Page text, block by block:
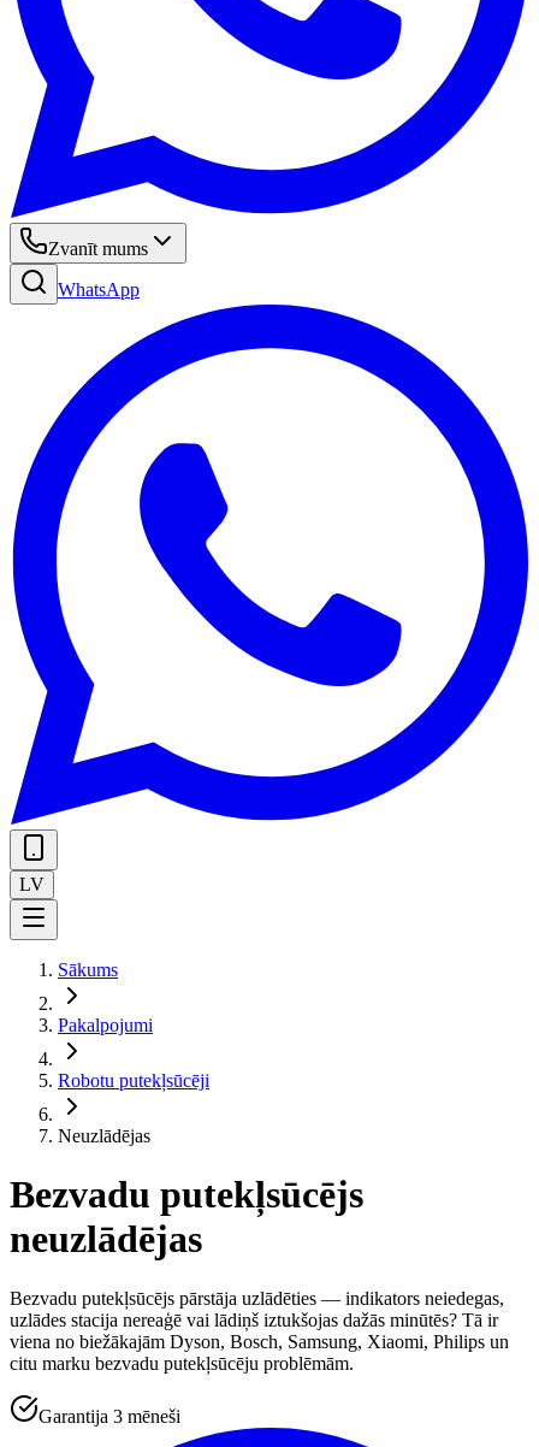
Zvanīt mums
WhatsApp
LV
Sākums
Pakalpojumi
Robotu putekļsūcēji
Neuzlādējas
Bezvadu putekļsūcējs
neuzlādējas
Bezvadu putekļsūcējs pārstāja uzlādēties — indikators neiedegas,
uzlādes stacija nereaģē vai lādiņš iztukšojas dažās minūtēs? Tā ir
viena no biežākajām Dyson, Bosch, Samsung, Xiaomi, Philips un
citu marku bezvadu putekļsūcēju problēmām.
Garantija 3 mēneši